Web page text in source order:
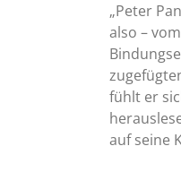
„Peter
also –
fühlt er
auf seine